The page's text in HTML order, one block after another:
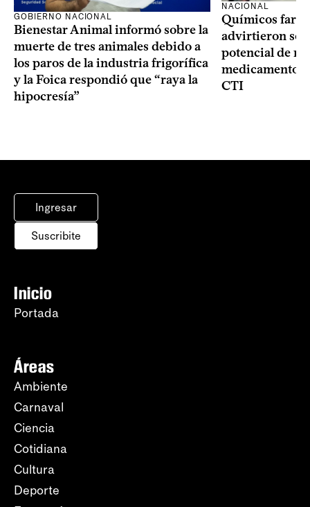
GOBIERNO NACIONAL
Bienestar Animal informó sobre la
muerte de tres animales debido a
los paros de la industria frigorífica
y la Foica respondió que “raya la
hipocresía”
NACIONAL
Químicos
advirtieron
potencial de
medicamentos
CTI
Ingresar
Suscribite
Inicio
Portada
Áreas
Ambiente
Carnaval
Ciencia
Cotidiana
Cultura
Deporte